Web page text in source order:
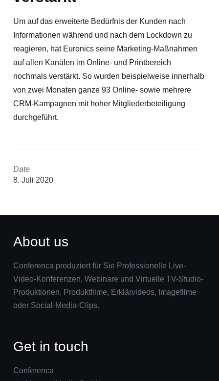
Um auf das erweiterte Bedürfnis der Kunden nach
Informationen während und nach dem Lockdown zu
reagieren, hat Euronics seine Marketing-Maßnahmen
auf allen Kanälen im Online- und Printbereich
nochmals verstärkt. So wurden beispielweise innerhalb
von zwei Monaten ganze 93 Online- sowie mehrere
CRM-Kampagnen mit hoher Mitgliederbeteiligung
durchgeführt.
Date
8. Juli 2020
About us
Conferenca produziert für Sie Professionelle Live-
Video-Konferenzen, Webinare und Virtuelle TV-Studio-
Produktionen. Produktfilme, Erklärvideos, Imagefilme
oder Social-Media-Clips.
Get in touch
Conferenca